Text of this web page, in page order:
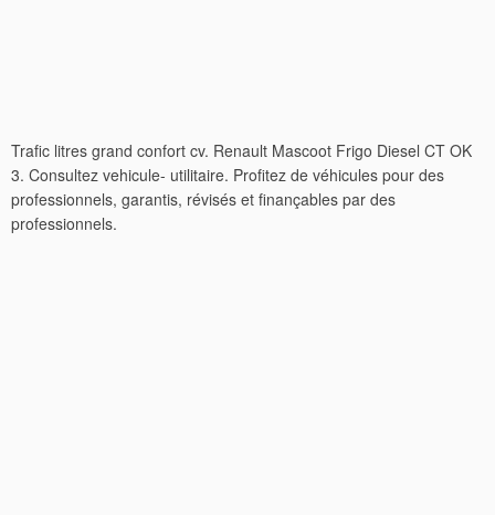
Trafic litres grand confort cv. Renault Mascoot Frigo Diesel CT OK
3. Consultez vehicule- utilitaire. Profitez de véhicules pour des
professionnels, garantis, révisés et finançables par des
professionnels.